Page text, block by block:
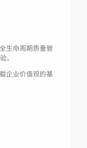
生命周期质量管
。
企业价值观的基